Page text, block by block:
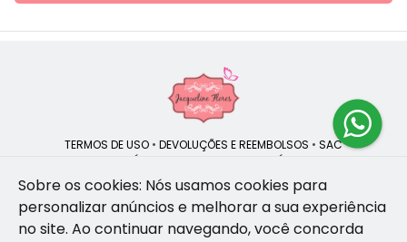
TERMOS DE USO • DEVOLUÇÕES E REEMBOLSOS • SAC
POLÍTICA DE PRIVACIDADE POLÍTICA DE COOKIES
Jacqueline Flores | CNPJ: 47.335.418/0001-13
Sobre os cookies: Nós usamos cookies para
personalizar anúncios e melhorar a sua experiência
no site. Ao continuar navegando, você concorda